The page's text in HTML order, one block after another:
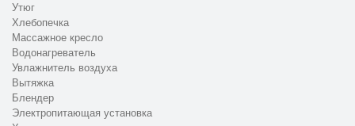
Утюг
Хлебопечка
Массажное кресло
Водонагреватель
Увлажнитель воздуха
Вытяжка
Блендер
Электропитающая установка